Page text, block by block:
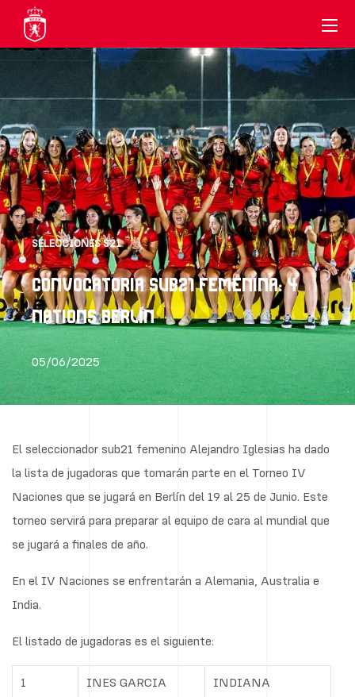
SELECCIONES S21
CONVOCATORIA SUB21 FEMENINA: 4
NATIONS BERLÍN
05/06/2025
El seleccionador sub21 femenino Alejandro Iglesias ha dado
la lista de jugadoras que tomarán parte en el Torneo IV
Naciones que se jugará en Berlín del 19 al 25 de Junio. Este
torneo servirá para preparar al equipo de cara al mundial que
se jugará a finales de año.
En el IV Naciones se enfrentarán a Alemania, Australia e
India.
El listado de jugadoras es el siguiente:
1 INES GARCIA
INDIANA